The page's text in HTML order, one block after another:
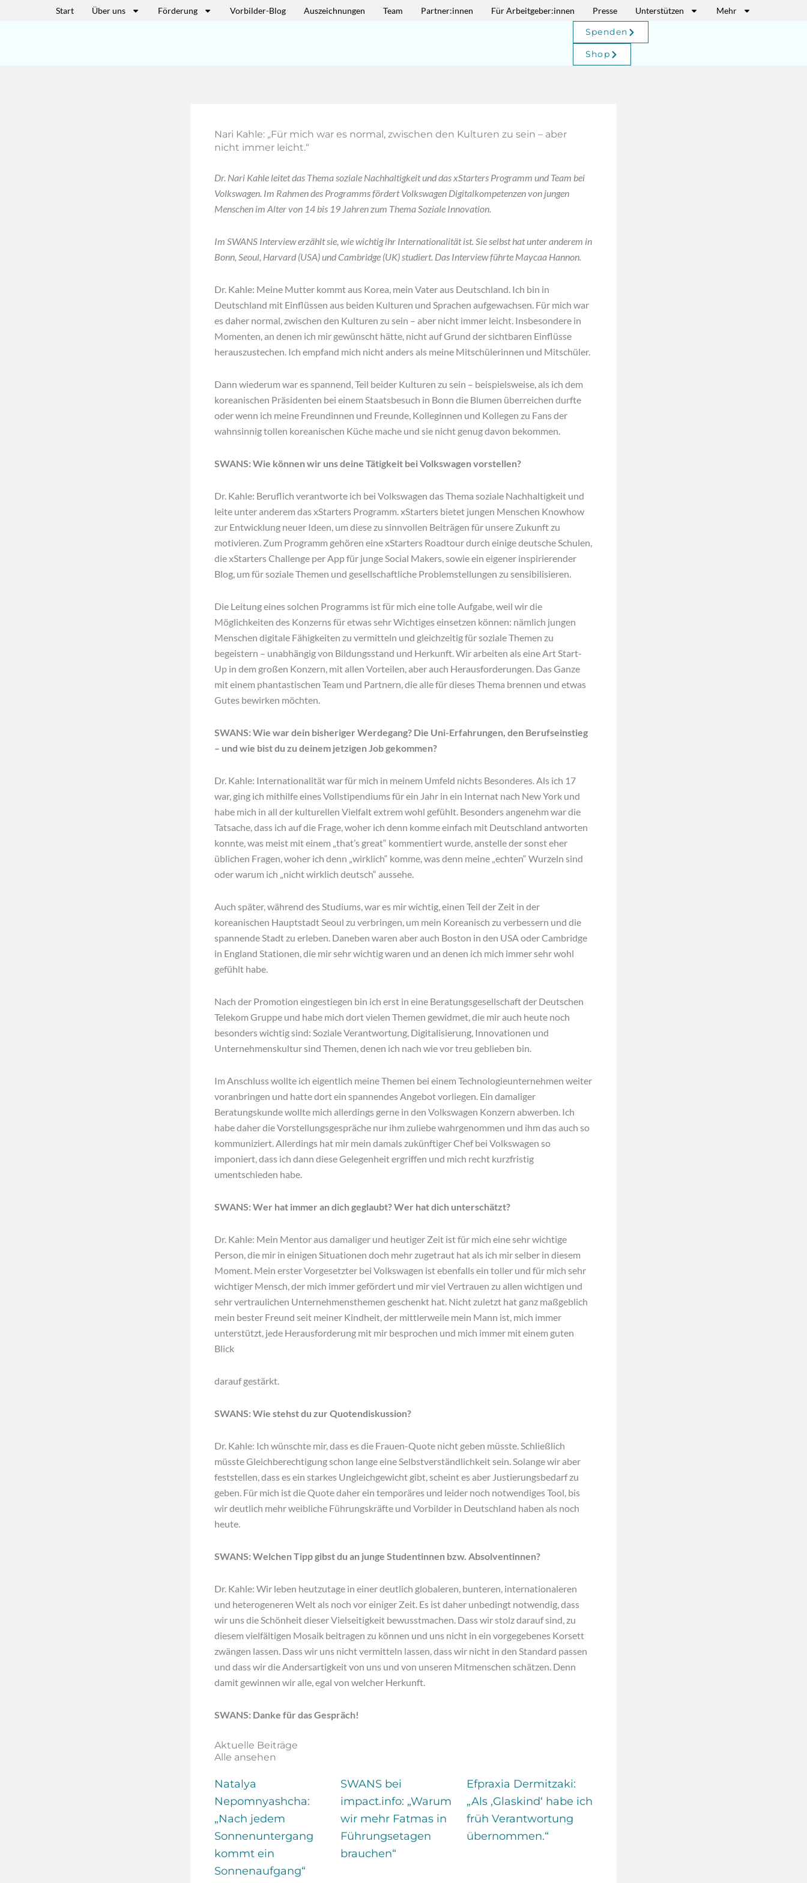
Start Über uns Förderung Vorbilder-Blog Auszeichnungen Team Partner:innen Für Arbeitgeber:innen Presse Unterstützen Mehr
Spenden
Shop
Nari Kahle: „Für mich war es normal, zwischen den Kulturen zu sein – aber
nicht immer leicht.“
Dr. Nari Kahle leitet das Thema soziale Nachhaltigkeit und das xStarters Programm und Team bei
Volkswagen. Im Rahmen des Programms fördert Volkswagen Digitalkompetenzen von jungen
Menschen im Alter von 14 bis 19 Jahren zum Thema Soziale Innovation.
Im SWANS Interview erzählt sie, wie wichtig ihr Internationalität ist. Sie selbst hat unter anderem in
Bonn, Seoul, Harvard (USA) und Cambridge (UK) studiert. Das Interview führte Maycaa Hannon.
Dr. Kahle: Meine Mutter kommt aus Korea, mein Vater aus Deutschland. Ich bin in
Deutschland mit Einflüssen aus beiden Kulturen und Sprachen aufgewachsen. Für mich war
es daher normal, zwischen den Kulturen zu sein – aber nicht immer leicht. Insbesondere in
Momenten, an denen ich mir gewünscht hätte, nicht auf Grund der sichtbaren Einflüsse
herauszustechen. Ich empfand mich nicht anders als meine Mitschülerinnen und Mitschüler.
Dann wiederum war es spannend, Teil beider Kulturen zu sein – beispielsweise, als ich dem
koreanischen Präsidenten bei einem Staatsbesuch in Bonn die Blumen überreichen durfte
oder wenn ich meine Freundinnen und Freunde, Kolleginnen und Kollegen zu Fans der
wahnsinnig tollen koreanischen Küche mache und sie nicht genug davon bekommen.
SWANS: Wie können wir uns deine Tätigkeit bei Volkswagen vorstellen?
Dr. Kahle: Beruflich verantworte ich bei Volkswagen das Thema soziale Nachhaltigkeit und
leite unter anderem das xStarters Programm. xStarters bietet jungen Menschen Knowhow
zur Entwicklung neuer Ideen, um diese zu sinnvollen Beiträgen für unsere Zukunft zu
motivieren. Zum Programm gehören eine xStarters Roadtour durch einige deutsche Schulen,
die xStarters Challenge per App für junge Social Makers, sowie ein eigener inspirierender
Blog, um für soziale Themen und gesellschaftliche Problemstellungen zu sensibilisieren.
Die Leitung eines solchen Programms ist für mich eine tolle Aufgabe, weil wir die
Möglichkeiten des Konzerns für etwas sehr Wichtiges einsetzen können: nämlich jungen
Menschen digitale Fähigkeiten zu vermitteln und gleichzeitig für soziale Themen zu
begeistern – unabhängig von Bildungsstand und Herkunft. Wir arbeiten als eine Art Start-
Up in dem großen Konzern, mit allen Vorteilen, aber auch Herausforderungen. Das Ganze
mit einem phantastischen Team und Partnern, die alle für dieses Thema brennen und etwas
Gutes bewirken möchten.
SWANS: Wie war dein bisheriger Werdegang? Die Uni-Erfahrungen, den Berufseinstieg
– und wie bist du zu deinem jetzigen Job gekommen?
Dr. Kahle: Internationalität war für mich in meinem Umfeld nichts Besonderes. Als ich 17
war, ging ich mithilfe eines Vollstipendiums für ein Jahr in ein Internat nach New York und
habe mich in all der kulturellen Vielfalt extrem wohl gefühlt. Besonders angenehm war die
Tatsache, dass ich auf die Frage, woher ich denn komme einfach mit Deutschland antworten
konnte, was meist mit einem „that’s great“ kommentiert wurde, anstelle der sonst eher
üblichen Fragen, woher ich denn „wirklich“ komme, was denn meine „echten“ Wurzeln sind
oder warum ich „nicht wirklich deutsch“ aussehe.
Auch später, während des Studiums, war es mir wichtig, einen Teil der Zeit in der
koreanischen Hauptstadt Seoul zu verbringen, um mein Koreanisch zu verbessern und die
spannende Stadt zu erleben. Daneben waren aber auch Boston in den USA oder Cambridge
in England Stationen, die mir sehr wichtig waren und an denen ich mich immer sehr wohl
gefühlt habe.
Nach der Promotion eingestiegen bin ich erst in eine Beratungsgesellschaft der Deutschen
Telekom Gruppe und habe mich dort vielen Themen gewidmet, die mir auch heute noch
besonders wichtig sind: Soziale Verantwortung, Digitalisierung, Innovationen und
Unternehmenskultur sind Themen, denen ich nach wie vor treu geblieben bin.
Im Anschluss wollte ich eigentlich meine Themen bei einem Technologieunternehmen weiter
voranbringen und hatte dort ein spannendes Angebot vorliegen. Ein damaliger
Beratungskunde wollte mich allerdings gerne in den Volkswagen Konzern abwerben. Ich
habe daher die Vorstellungsgespräche nur ihm zuliebe wahrgenommen und ihm das auch so
kommuniziert. Allerdings hat mir mein damals zukünftiger Chef bei Volkswagen so
imponiert, dass ich dann diese Gelegenheit ergriffen und mich recht kurzfristig
umentschieden habe.
SWANS: Wer hat immer an dich geglaubt? Wer hat dich unterschätzt?
Dr. Kahle: Mein Mentor aus damaliger und heutiger Zeit ist für mich eine sehr wichtige
Person, die mir in einigen Situationen doch mehr zugetraut hat als ich mir selber in diesem
Moment. Mein erster Vorgesetzter bei Volkswagen ist ebenfalls ein toller und für mich sehr
wichtiger Mensch, der mich immer gefördert und mir viel Vertrauen zu allen wichtigen und
sehr vertraulichen Unternehmensthemen geschenkt hat. Nicht zuletzt hat ganz maßgeblich
mein bester Freund seit meiner Kindheit, der mittlerweile mein Mann ist, mich immer
unterstützt, jede Herausforderung mit mir besprochen und mich immer mit einem guten
Blick
darauf gestärkt.
SWANS: Wie stehst du zur Quotendiskussion?
Dr. Kahle: Ich wünschte mir, dass es die Frauen-Quote nicht geben müsste. Schließlich
müsste Gleichberechtigung schon lange eine Selbstverständlichkeit sein. Solange wir aber
feststellen, dass es ein starkes Ungleichgewicht gibt, scheint es aber Justierungsbedarf zu
geben. Für mich ist die Quote daher ein temporäres und leider noch notwendiges Tool, bis
wir deutlich mehr weibliche Führungskräfte und Vorbilder in Deutschland haben als noch
heute.
SWANS: Welchen Tipp gibst du an junge Studentinnen bzw. Absolventinnen?
Dr. Kahle: Wir leben heutzutage in einer deutlich globaleren, bunteren, internationaleren
und heterogeneren Welt als noch vor einiger Zeit. Es ist daher unbedingt notwendig, dass
wir uns die Schönheit dieser Vielseitigkeit bewusstmachen. Dass wir stolz darauf sind, zu
diesem vielfältigen Mosaik beitragen zu können und uns nicht in ein vorgegebenes Korsett
zwängen lassen. Dass wir uns nicht vermitteln lassen, dass wir nicht in den Standard passen
und dass wir die Andersartigkeit von uns und von unseren Mitmenschen schätzen. Denn
damit gewinnen wir alle, egal von welcher Herkunft.
SWANS: Danke für das Gespräch!
Aktuelle Beiträge
Alle ansehen
Natalya
Nepomnyashcha:
„Nach jedem
Sonnenuntergang
kommt ein
Sonnenaufgang“
SWANS bei
impact.info: „Warum
wir mehr Fatmas in
Führungsetagen
brauchen“
Efpraxia Dermitzaki:
„Als ‚Glaskind‘ habe ich
früh Verantwortung
übernommen.“